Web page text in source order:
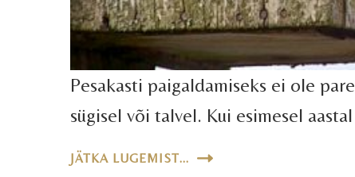
Pesakasti paigaldamiseks ei ole
sügisel või talvel. Kui esimesel
JÄTKA LUGEMIST...